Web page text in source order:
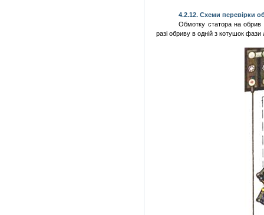
4.2.12. Схеми перевірки
Обмотку статора на обрив
разі обриву в одній з котушок